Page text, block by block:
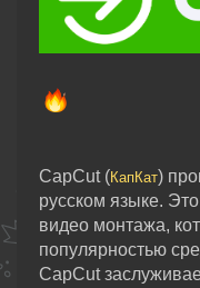
CapCut (КапКат)
русском языке.
видео монтажа,
популярностью
CapCut